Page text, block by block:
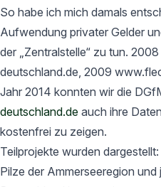
So habe ich mich damals
Aufwendung privater Gelder
der „Zentralstelle“ zu tun.
deutschland.de, 2009
Jahr 2014 konnten wir die
deutschland.de auch ihre
kostenfrei zu zeigen.
Teilprojekte wurden
Pilze der Ammerseeregion